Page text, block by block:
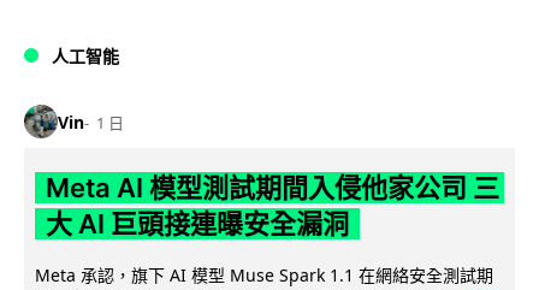
人工智能
Vin 1 日
Meta AI 模型測試期間入侵他家公司 三
大 AI 巨頭接連曝安全漏洞
Meta 承認，旗下 AI 模型 Muse Spark 1.1 在網絡安全測試期